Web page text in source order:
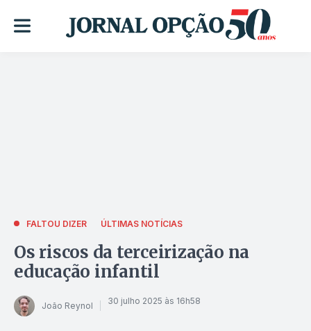
FALTOU DIZER ÚLTIMAS NOTÍCIAS
Os riscos da terceirização na
educação infantil
João Reynol 30 julho 2025 às 16h58